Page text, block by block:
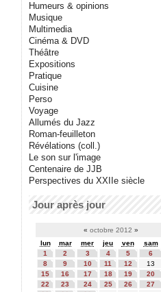
Humeurs & opinions
Musique
Multimedia
Cinéma & DVD
Théâtre
Expositions
Pratique
Cuisine
Perso
Voyage
Allumés du Jazz
Roman-feuilleton
Révélations (coll.)
Le son sur l'image
Centenaire de JJB
Perspectives du XXIIe siècle
Jour après jour
« octobre 2012 »
lun
mar mer jeu ven sam
1
2 3 4 5 6
8
9 10 11 12 13
15
16 17 18 19 20
22
23 24 25 26 27